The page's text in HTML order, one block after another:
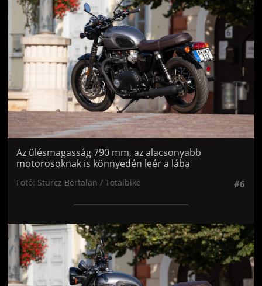
Az ülésmagasság 790 mm, az alacsonyabb
motorosoknak is könnyedén leér a lába
Fotó: Sturcz Bertalan / Totalbike #6
Jön még kép!